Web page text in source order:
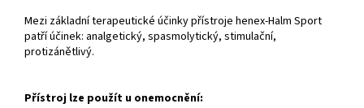
Mezi základní terapeutické účinky přístroje henex-Halm Sport
patří účinek: analgetický, spasmolytický, stimulační,
protizánětlivý.
Přístroj lze použít u onemocnění: